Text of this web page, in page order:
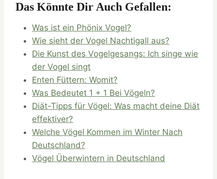
Das Könnte Dir Auch Gefallen:
Was ist ein Phönix Vogel?
Wie sieht der Vogel Nachtigall aus?
Die Kunst des Vogelgesangs: Ich singe wie
der Vogel singt
Enten Füttern: Womit?
Was Bedeutet 1 + 1 Bei Vögeln?
Diät-Tipps für Vögel: Was macht deine Diät
effektiver?
Welche Vögel Kommen im Winter Nach
Deutschland?
Vögel Überwintern in Deutschland